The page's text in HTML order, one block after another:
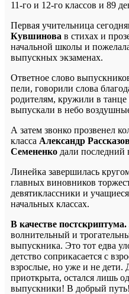
11-го и 12-го классов и 89
Первая учительница
Кувшинова в стихах и
начальной школы и
выпускных экзаменах.
Ответное слово
пели, говорили слова
родителям, кружили в танце
выпускали в небо
А затем звонко прозвенел
класса Александр
Семененко дали последний
Линейка завершилась
главных виновников
девятиклассники и
начальных классах.
В качестве постскриптума.
волнительный и
выпускника. Это тот едва
детство соприкасается с
взрослые, но уже и не дети.
приоткрыта, остался лишь
выпускники! В добрый путь!